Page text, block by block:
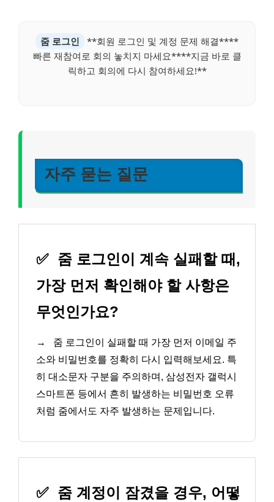
줌 로그인
**회원 로그인 및 계정 문제 해결****
빠른 재참여로 회의 놓치지 마세요****지금 바로 클
릭하고 회의에 다시 참여하세요!**
자주 묻는 질문
✅ 줌 로그인이 계속 실패할 때,
가장 먼저 확인해야 할 사항은
무엇인가요?
→
줌 로그인이 실패할 때 가장 먼저 이메일 주
소와 비밀번호를 정확히 다시 입력해보세요. 특
히 대소문자 구분을 주의하며, 삼성전자 갤럭시
스마트폰 등에서 흔히 발생하는 비밀번호 오류
처럼 줌에서도 자주 발생하는 문제입니다.
✅ 줌 계정이 잠겼을 경우, 어떻